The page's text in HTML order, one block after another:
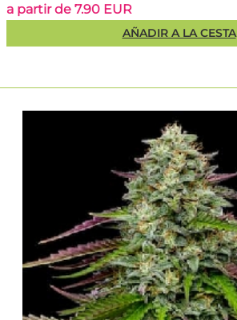
a partir de 7.90 EUR
AÑADIR A LA CESTA